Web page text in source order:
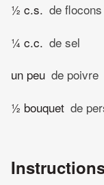
½ c.s. de
¼ c.c. de sel
un peu de poivre
½ bouquet de